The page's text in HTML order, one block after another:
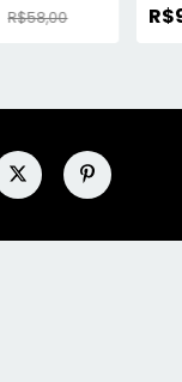
R$58,00